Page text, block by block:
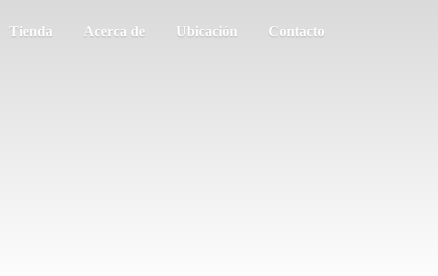
Tienda Acerca de Ubicación Contacto